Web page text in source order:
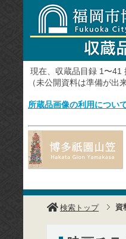
現在、収蔵品目録 1〜41
（未公開資料は準備が
所蔵品画像の利用につい
検索トップ 資